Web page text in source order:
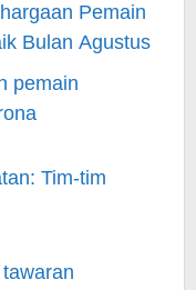
Pemain
Bulan Agustus
pemain
Tim-tim